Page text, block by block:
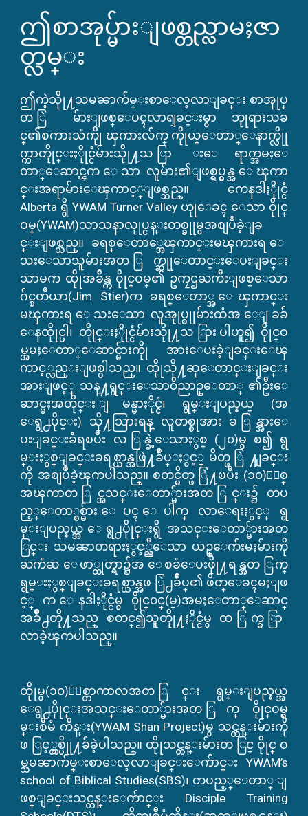
ဤစာအုပ္မ်ားျဖစ္တည္လာမႈဇာ
တ္လမ္း
ဤကဲ့သိုု႔သမၼာက်မ္းစာေလ့လာျခင္း စာအုုပ္
တ ြဲ မ်ားျဖစ္ေပၚလာရျခင္းမွာ ဘုုရားသခ
င္၏စကားသံကိုု ၾကားလ်က္ ကိုုယ္ေတာ္ေနာက္လိုု
က္ကာတိုုင္းႏိုုင္ငံမ်ားသိုု႔သ ြာ းေရာက္အမႈေ
တာ္ေဆာင္ၾက ေသာ လူမ်ား၏ျဖစ္ရပ္မွန္အ ေၾကာ
င္းအရာမ်ားေၾကာင့္ျဖစ္သည္။ ကေနဒါႏိုုင္ငံ
Alberta ရွိ YWAM Turner Valley ဟုုေခၚ ေသာ ဝိုုင္
ဝမ္(YWAM)သာသနာလုုပ္ငန္းတစ္ခုုမွအစျပဳခဲ့ျခ
င္းျဖစ္သည္။ ခရစ္ေတာ္အေၾကာင္းမၾကားရ ေ
သးေသာသူမ်ားအတ ြက္ဆုုေတာင္းေပးျခင္း
သာမက ထိုုအခ်ိန္က ဝိုုင္ဝမ္၏ ဥကၠဌႀကီးျဖစ္ေသာ
ဂ်င္စတီယာ(Jim Stier)က ခရစ္ေတာ္အ ေၾကာင္း
မၾကားရ ေသးေသာ လူအုုပ္စုုမ်ားထံအ ေျခခ်
ေနထိုုင္ပါ၊ တိုုင္းႏိုုင္ငံမ်ားသိုု႔သ ြားပါဟူ၍ ဝိုုင္ဝ
မ္အမႈေတာ္ေဆာင္မ်ားကိုု အားေပးခဲ့ျခင္းေၾ
ကာင့္လည္းျဖစ္ပါသည္။ ထိုုသို႔ဆုေတာင္းျခင္း
အားျဖင့္ သန္႔ရွင္းေသာ၀ိညာဥ္ေတာ္ ၏ဦးေ
ဆာင္မႈအတိုင္း ျမန္မာႏိုင္ငံ၊ ရွမ္းျပည္နယ္ (အ
ေရွ႕ပိုင္း) သို႔သြားရန္ လူတစ္စုအား ခ ြန္အားေ
ပးျခင္းခံရၿပီး လ ြန္ခဲ့ေသာႏွစ္ (၂၀)မွ စ၍ ရွ
မ္းႏွစ္ျခင္းခရစ္ယာန္အဖြဲ႔ခ်ဳပ္ႏွင့္ မိတ္ဖ ြဲ ႔ျခင္း
ကို အစျပဳခဲ့ၾကပါသည္။ စတင္မိတ္ဖ ြဲ႔ၿပီး (၁၀)ႏွစ္
အၾကာတ ြင္အသင္းေတာ္မ်ားအတ ြင္း၌ တပ
ည့္ေတာ္စစ္မ်ား ေပၚ ေပါက္ လာေရးႏွင့္ ရွ
မ္းျပည္နယ္အ ေရွ႕ပိုုင္းရွိ အသင္းေတာ္မ်ားအတ
ြင္း သမၼာတရားႏွင့္ညီေသာ ယဥ္ေက်းမႈမ်ားကို
ႀကံဆ ေဖာ္ထုတ္ရာ၌အ ေစခံေပးဖိုု႔ရန္အတ ြက္
ရွမ္းႏွစ္ျခင္းခရစ္ယာန္အဖ ြဲ႕ခ်ဳပ္၏ ဖိတ္ေခၚမႈျဖ
င့္ က ေနဒါႏိုင္ငံမွ ၀ိုုင္၀င္(မ္)အမႈေတာ္ေဆာင္
အခ်ဳိ႕တို႔သည္ စတင္၍သူတိုု႔ႏိုင္ငံမွ ထ ြက္ခ ြာ
လာခဲ့ၾကပါသည္။
ထိုုမွ(၁၀)ႏွစ္တာကာလအတ ြင္း ရွမ္းျပည္နယ္အ
ေရွ႕ပိုုင္းအသင္းေတာ္မ်ားအတ ြက္ ဝိုုင္ဝမ္ရွ
မ္းစီမံ ကိန္း(YWAM Shan Project)မွ သင္တန္းမ်ားကို
ဖ ြင့္လွစ္ပိုု႔ခ်ခဲ့ပါသည္။ ထိုုသင္တန္းမ်ားတ ြင္ ဝိုုင္ ဝ
မ္သမၼာက်မ္းစာေလ့လာျခင္းေက်ာင္း YWAM’s
school of Biblical Studies(SBS)၊ တပည့္ေတာ္ ျ
ဖစ္ျခင္းသင္တန္းေက်ာင္း Disciple Training